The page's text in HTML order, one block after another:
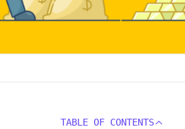
TABLE OF CONTENTS